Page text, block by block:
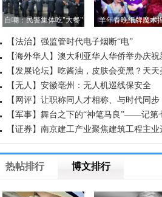
自嘲：民警集体吃"大餐" 羊年春晚纸牌魔术
【法治】强监管时代电子烟断“电”
【海外华人】澳大利亚华人华侨举办庆祝
国成立70周年征文颁奖晚会
【发展论坛】吃酱油，皮肤会变黑？天天
白，却不知道这些食物正在偷偷让你变黑
【无人】安徽亳州：无人机巡线保安全
【网评】让职称同人才相称、与时代同步
【军事】舞台之下的“神笔马良”——记第
界军人运动会开幕式600余名场务保障官
【证券】南京建工产业聚焦建筑工程主业
重组
热帖排行 博文排行